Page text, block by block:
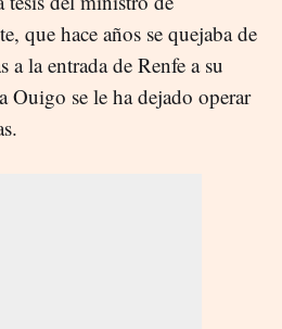
que hace años se quejaba de
a la entrada de Renfe a su
Ouigo se le ha dejado operar